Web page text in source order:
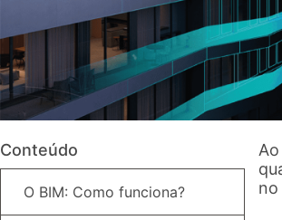
Conteúdo
O BIM: Como funciona?